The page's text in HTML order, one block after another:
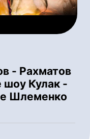
- Рахматов
шоу Кулак -
Шлеменко